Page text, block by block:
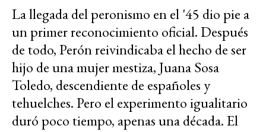
La llegada del peronismo en el '45 dio pie a
un primer reconocimiento oficial. Después
de todo, Perón reivindicaba el hecho de ser
hijo de una mujer mestiza, Juana Sosa
Toledo, descendiente de españoles y
tehuelches. Pero el experimento igualitario
duró poco tiempo, apenas una década. El